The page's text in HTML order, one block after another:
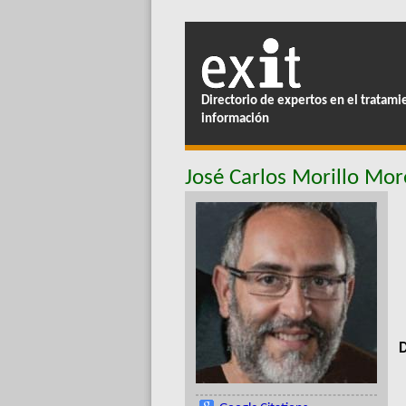
Directorio de expertos en el
información
José Carlos Morillo